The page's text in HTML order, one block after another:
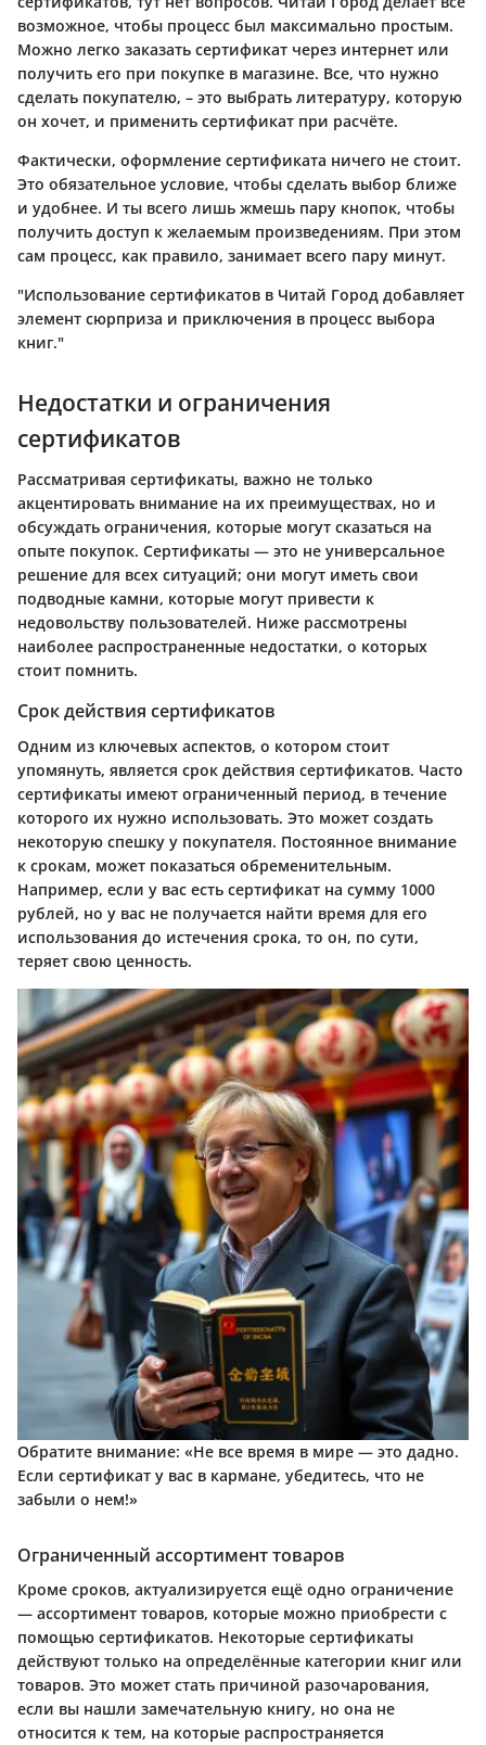
возможное, чтобы процесс был максимально простым.
Можно легко заказать сертификат через интернет или
получить его при покупке в магазине. Все, что нужно
сделать покупателю, – это выбрать литературу, которую
он хочет, и применить сертификат при расчёте.
Фактически, оформление сертификата ничего не стоит.
Это обязательное условие, чтобы сделать выбор ближе
и удобнее. И ты всего лишь жмешь пару кнопок, чтобы
получить доступ к желаемым произведениям. При этом
сам процесс, как правило, занимает всего пару минут.
"Использование сертификатов в Читай Город добавляет
элемент сюрприза и приключения в процесс выбора
книг."
Недостатки и ограничения
сертификатов
Рассматривая сертификаты, важно не только
акцентировать внимание на их преимуществах, но и
обсуждать ограничения, которые могут сказаться на
опыте покупок. Сертификаты — это не универсальное
решение для всех ситуаций; они могут иметь свои
подводные камни, которые могут привести к
недовольству пользователей. Ниже рассмотрены
наиболее распространенные недостатки, о которых
стоит помнить.
Срок действия сертификатов
Одним из ключевых аспектов, о котором стоит
упомянуть, является срок действия сертификатов. Часто
сертификаты имеют ограниченный период, в течение
которого их нужно использовать. Это может создать
некоторую спешку у покупателя. Постоянное внимание
к срокам, может показаться обременительным.
Например, если у вас есть сертификат на сумму 1000
рублей, но у вас не получается найти время для его
использования до истечения срока, то он, по сути,
теряет свою ценность.
Обратите внимание: «Не все время в мире — это дадно.
Если сертификат у вас в кармане, убедитесь, что не
забыли о нем!»
Ограниченный ассортимент товаров
Кроме сроков, актуализируется ещё одно ограничение
— ассортимент товаров, которые можно приобрести с
помощью сертификатов. Некоторые сертификаты
действуют только на определённые категории книг или
товаров. Это может стать причиной разочарования,
если вы нашли замечательную книгу, но она не
относится к тем, на которые распространяется